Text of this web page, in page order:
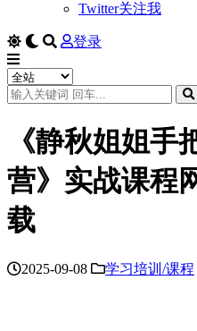
Twitter关注我
登录
《静秋姐姐手
营》实战课程
载
2025-09-08 学习培训/课程